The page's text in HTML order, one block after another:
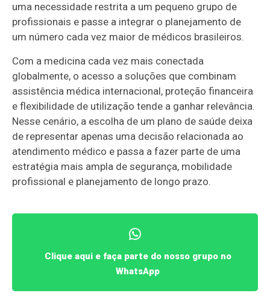
uma necessidade restrita a um pequeno grupo de
profissionais e passe a integrar o planejamento de
um número cada vez maior de médicos brasileiros.
Com a medicina cada vez mais conectada
globalmente, o acesso a soluções que combinam
assistência médica internacional, proteção financeira
e flexibilidade de utilização tende a ganhar relevância.
Nesse cenário, a escolha de um plano de saúde deixa
de representar apenas uma decisão relacionada ao
atendimento médico e passa a fazer parte de uma
estratégia mais ampla de segurança, mobilidade
profissional e planejamento de longo prazo.
Clique aqui e faça parte do nosso grupo no
WhatsApp